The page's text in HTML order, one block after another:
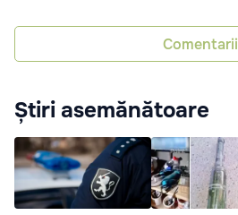
Comentarii
Știri asemănătoare